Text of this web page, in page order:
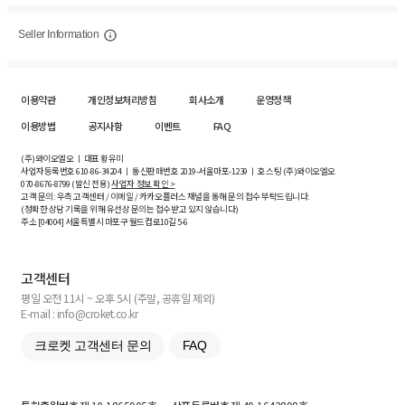
Seller Information
이용약관 개인정보처리방침 회사소개
운영정책
이용방법
공지사항 이벤트 FAQ
(주)와이오엘오 ㅣ 대표 황유미
사업자등록번호610-86-34204ㅣ 통신판매번호 2019-서울마포-1239 ㅣ 호스팅 (주)와이오엘오
070-8676-8799 (발신 전용)사업자 정보 확인 >
고객 문의: 우측 고객센터 / 이메일 / 카카오플러스 채널을 통해 문의 접수 부탁드립니다.
(정확한 상담 기록을 위해 유선상 문의는 접수받고 있지 않습니다)
주소 [04004] 서울특별시 마포구 월드컵로10길5-6
고객센터
평일 오전 11시 ~ 오후 5시 (주말, 공휴일 제외)
E-mail : info@croket.co.kr
크로켓 고객센터 문의 FAQ